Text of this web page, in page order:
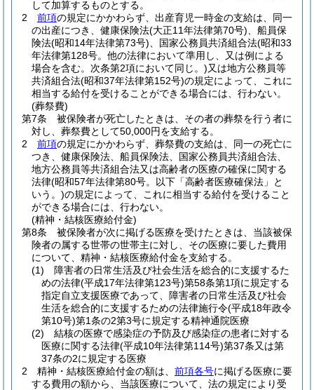
して加算するものとする。
2
前項の規定にかかわらず、出産育児一時金の支給は、同一
の出産につき、健康保険法(大正11年法律第70号) 、船員保
険法(昭和14年法律第73号) 、国家公務員共済組合法(昭和33
年法律第128号。他の法律において準用し、又は例による
場合を含む。次条第2項において同じ。)又は地方公務員等
共済組合法(昭和37年法律第152号)の規定によって、これに
相当する給付を受けることができる場合には、行わない。
(葬祭費)
第7条
被保険者が死亡したときは、その者の葬祭を行う者に
対し、葬祭費として50,000円を支給する。
2
前項の規定にかかわらず、葬祭費の支給は、同一の死亡に
つき、健康保険法、船員保険法、国家公務員共済組合法、
地方公務員等共済組合法又は高齢者の医療の確保に関する
法律(昭和57年法律第80号。以下「高齢者医療確保法」と
いう。)の規定によって、これに相当する給付を受けること
ができる場合には、行わない。
(精神・結核医療給付金)
第8条
被保険者が次に掲げる医療を受けたときは、当該被保
険者の属する世帯の世帯主に対し、その医療に要した費用
について、精神・結核医療給付金を支給する。
(1)
障害者の日常生活及び社会生活を総合的に支援するた
めの法律(平成17年法律第123号)第58条第1項に規定する
指定自立支援医療であって、障害者の日常生活及び社会
生活を総合的に支援するための法律施行令(平成18年政令
第10号)第1条の2第3号に規定する精神通院医療
(2)
結核の医療で感染症の予防及び感染症の患者に対する
医療に関する法律(平成10年法律第114号)第37条又は第
37条の2に規定する医療
2
精神・結核医療給付金の額は、 前項各号に掲げる医療に要
する費用の額から、当該医療について、法の規定により受